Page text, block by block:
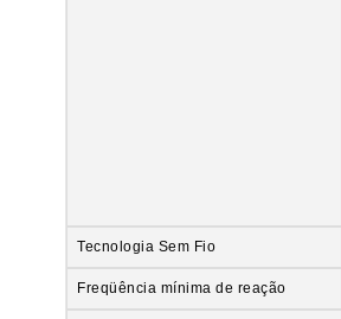
Tecnologia Sem Fio
Freqüência mínima de reação